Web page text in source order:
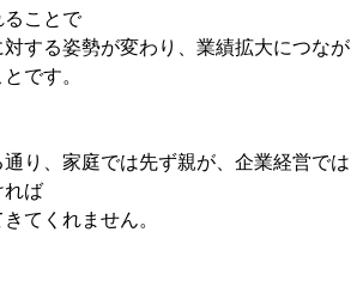
ることで
する姿勢が変わり、業績拡大につなが
です。
り、家庭では先ず親が、企業経営では
れば
てくれません。